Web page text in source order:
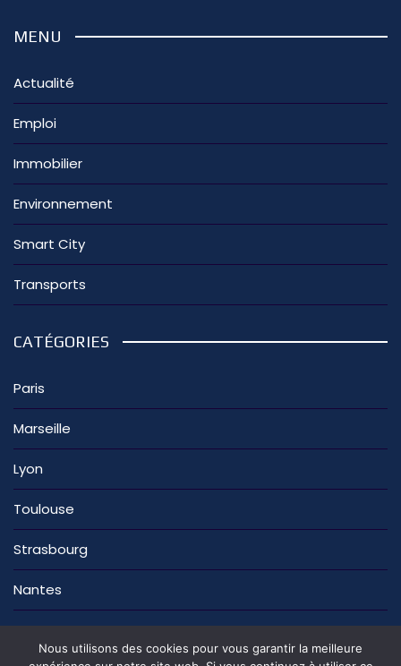
MENU
Actualité
Emploi
Immobilier
Environnement
Smart City
Transports
CATÉGORIES
Paris
Marseille
Lyon
Toulouse
Strasbourg
Nantes
Nous utilisons des cookies pour vous garantir la meilleure